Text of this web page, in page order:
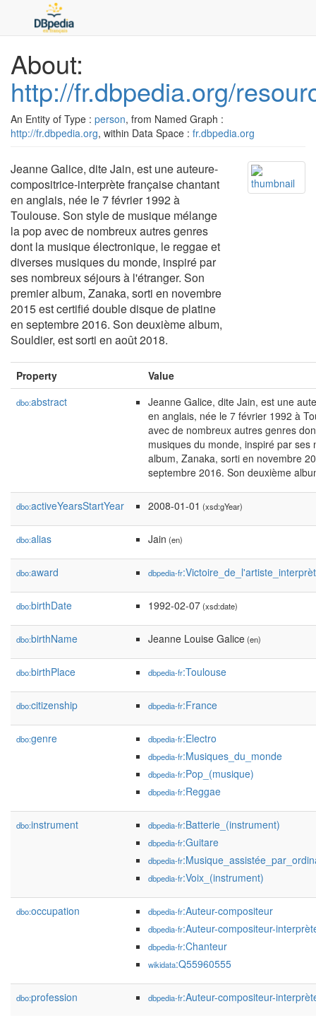
About:
http://fr.dbpedia.org/
An Entity of Type : person, from Named Graph :
http://fr.dbpedia.org, within Data Space : fr.dbpedia.org
Jeanne Galice, dite Jain, est une auteure-
compositrice-interprète française chantant
en anglais, née le 7 février 1992 à
Toulouse. Son style de musique mélange
la pop avec de nombreux autres genres
dont la musique électronique, le reggae et
diverses musiques du monde, inspiré par
ses nombreux séjours à l'étranger. Son
premier album, Zanaka, sorti en novembre
2015 est certifié double disque de platine
en septembre 2016. Son deuxième album,
Souldier, est sorti en août 2018.
Property Value
dbo:abstract
Jeanne Galice, dite Jain, est une
en anglais, née le 7 février 1992 à
avec de nombreux autres genres
musiques du monde, inspiré par
album, Zanaka, sorti en novembre
septembre 2016. Son deuxième
dbo:activeYearsStartYear 2008-01-01 (xsd:gYear)
dbo:alias Jain (en)
dbo:award dbpedia-fr
dbo:birthDate 1992-02-07(xsd:date)
dbo:birthName Jeanne Louise Galice(en)
dbo:birthPlace dbpedia-fr:Toulouse
dbo:citizenship dbpedia-fr:France
dbo:genre dbpedia-fr:Electro
dbpedia-fr:Musiques_du_monde
dbpedia-fr:Pop_(musique)
dbpedia-fr:Reggae
dbo:instrument dbpedia-fr:Batterie_(instrument)
dbpedia-fr:Guitare
dbpedia-fr
dbpedia-fr:Voix_(instrument)
dbo:occupation dbpedia-fr:Auteur-compositeur
dbpedia-fr:Auteur-compositeur-
dbpedia-fr:Chanteur
wikidata:Q55960555
dbo:profession dbpedia-fr:Auteur-compositeur-